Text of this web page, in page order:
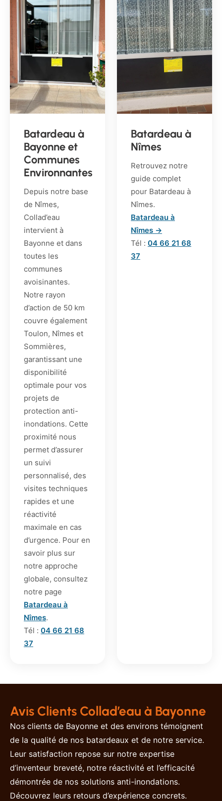
Batardeau à
Bayonne et
Communes
Environnantes
Depuis notre base
de Nîmes,
Collad’eau
intervient à
Bayonne et dans
toutes les
communes
avoisinantes.
Notre rayon
d’action de 50 km
couvre également
Toulon, Nîmes et
Sommières,
garantissant une
disponibilité
optimale pour vos
projets de
protection anti-
inondations. Cette
proximité nous
permet d’assurer
un suivi
personnalisé, des
visites techniques
rapides et une
réactivité
maximale en cas
d’urgence. Pour en
savoir plus sur
notre approche
globale, consultez
notre page
Batardeau à
Nîmes.
Tél : 04 66 21 68
37
Batardeau à
Nîmes
Retrouvez notre
guide complet
pour Batardeau à
Nîmes.
Batardeau à
Nîmes →
Tél : 04 66 21 68
37
Avis Clients Collad’eau à Bayonne
Nos clients de Bayonne et des environs témoignent
de la qualité de nos batardeaux et de notre service.
Leur satisfaction repose sur notre expertise
d’inventeur breveté, notre réactivité et l’efficacité
démontrée de nos solutions anti-inondations.
Découvrez leurs retours d’expérience concrets.